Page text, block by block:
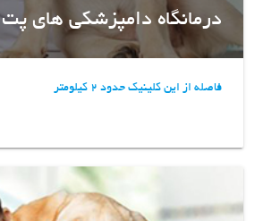
درمانگاه دامپزشکی های پت
فاصله از این کلینیک حدود 2 کیلومتر